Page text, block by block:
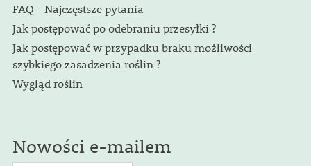
FAQ - Najczęstsze pytania
Jak postępować po odebraniu przesyłki ?
Jak postępować w przypadku braku możliwości
szybkiego zasadzenia roślin ?
Wygląd roślin
Nowości e-mailem